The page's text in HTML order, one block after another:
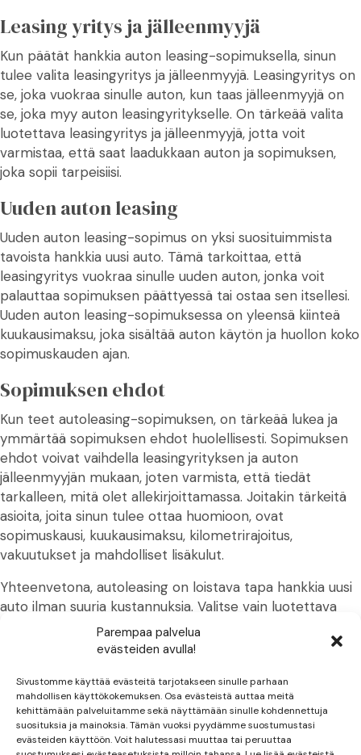
Parempaa palvelua
evästeiden avulla!
Sivustomme käyttää evästeitä tarjotakseen sinulle parhaan
mahdollisen käyttökokemuksen. Osa evästeistä auttaa meitä
kehittämään palveluitamme sekä näyttämään sinulle kohdennettuja
suosituksia ja mainoksia. Tämän vuoksi pyydämme suostumustasi
evästeiden käyttöön. Voit halutessasi muuttaa tai peruuttaa
Leasing yritys ja jälleenmyyjä
Kun päätät hankkia auton leasing-sopimuksella, sinun
tulee valita leasingyritys ja jälleenmyyjä. Leasingyritys on
se, joka vuokraa sinulle auton, kun taas jälleenmyyjä on
se, joka myy auton leasingyritykselle. On tärkeää valita
luotettava leasingyritys ja jälleenmyyjä, jotta voit
varmistaa, että saat laadukkaan auton ja sopimuksen,
joka sopii tarpeisiisi.
Uuden auton leasing
Uuden auton leasing-sopimus on yksi suosituimmista
tavoista hankkia uusi auto. Tämä tarkoittaa, että
leasingyritys vuokraa sinulle uuden auton, jonka voit
palauttaa sopimuksen päättyessä tai ostaa sen itsellesi.
Uuden auton leasing-sopimuksessa on yleensä kiinteä
kuukausimaksu, joka sisältää auton käytön ja huollon koko
sopimuskauden ajan.
Sopimuksen ehdot
Kun teet autoleasing-sopimuksen, on tärkeää lukea ja
ymmärtää sopimuksen ehdot huolellisesti. Sopimuksen
ehdot voivat vaihdella leasingyrityksen ja auton
jälleenmyyjän mukaan, joten varmista, että tiedät
tarkalleen, mitä olet allekirjoittamassa. Joitakin tärkeitä
asioita, joita sinun tulee ottaa huomioon, ovat
sopimuskausi, kuukausimaksu, kilometrirajoitus,
vakuutukset ja mahdolliset lisäkulut.
Yhteenvetona, autoleasing on loistava tapa hankkia uusi
auto ilman suuria kustannuksia. Valitse vain luotettava
leasingyritys ja jälleenmyyjä, lue sopimuksen ehdot
huolellisesti ja nauti uudesta autostasi ilman huolia.
Leasingin kustannukset
Leasing on hyvä vaihtoehto, kun haluat tietää auton
käytön kustannukset etukäteen. Leasingin kustannukset